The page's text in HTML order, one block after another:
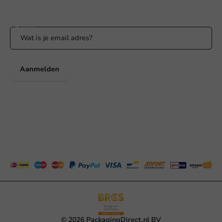
Aanmelden
© 2026 PackagingDirect.nl BV